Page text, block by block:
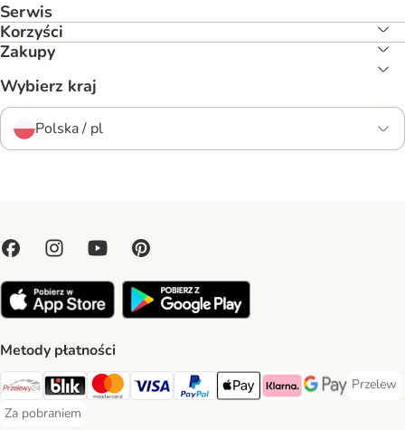
Serwis
Korzyści
Zakupy
Wybierz kraj
Polska / pl
Metody płatności
Przelewy24 Payment Method
Blik Payment Method
MasterCard Payment Method
Visa Payment Method
PayPal Payment Method
Apple Pay Payment Method
Klarna Payment Method
Google Pay
Przelew
Przelew
Za pobraniem
Za pobraniem Payment Method